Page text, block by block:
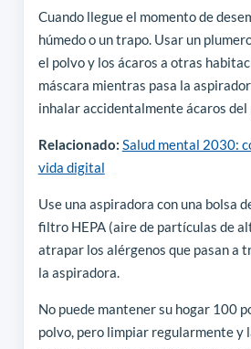
Cuando llegue el momento de
húmedo o un trapo. Usar un
el polvo y los ácaros a otras
máscara mientras pasa la
inhalar accidentalmente ácaros del
Relacionado: Salud mental 2030:
vida digital
Use una aspiradora con una bolsa
filtro HEPA (aire de partículas de
atrapar los alérgenos que pasan a
la aspiradora.
No puede mantener su hogar 100
polvo, pero limpiar regularmente y